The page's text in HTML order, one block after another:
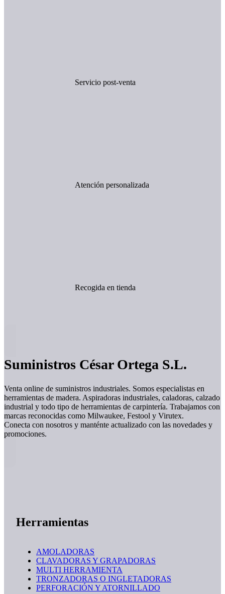
Servicio post-venta
Atención personalizada
Recogida en tienda
Suministros César Ortega S.L.
Venta online de suministros industriales. Somos especialistas en
herramientas de madera. Aspiradoras industriales, caladoras, calzado
industrial y todo tipo de herramientas de carpintería. Trabajamos con
marcas reconocidas como Milwaukee, Festool y Virutex.
Conecta con nosotros y manténte actualizado con las novedades y
promociones.
Herramientas
AMOLADORAS
CLAVADORAS Y GRAPADORAS
MULTI HERRAMIENTA
TRONZADORAS O INGLETADORAS
PERFORACIÓN Y ATORNILLADO